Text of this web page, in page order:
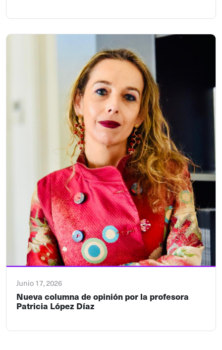
Junio 17, 2026
Nueva columna de opinión por la profesora
Patricia López Díaz